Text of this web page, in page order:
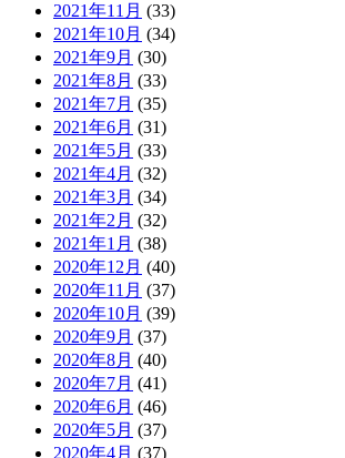
2021年11月 (33)
2021年10月 (34)
2021年9月 (30)
2021年8月 (33)
2021年7月 (35)
2021年6月 (31)
2021年5月 (33)
2021年4月 (32)
2021年3月 (34)
2021年2月 (32)
2021年1月 (38)
2020年12月 (40)
2020年11月 (37)
2020年10月 (39)
2020年9月 (37)
2020年8月 (40)
2020年7月 (41)
2020年6月 (46)
2020年5月 (37)
2020年4月 (37)